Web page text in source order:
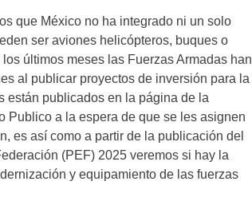
que México no ha integrado ni un solo
ser aviones helicópteros, buques o
últimos meses las Fuerzas Armadas han
al publicar proyectos de inversión para la
están publicados en la página de la
Publico a la espera de que se les asignen
es así como a partir de la publicación del
(PEF) 2025 veremos si hay la
y equipamiento de las fuerzas